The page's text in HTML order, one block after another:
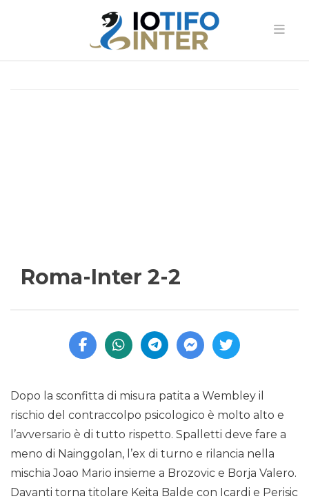
Roma-Inter 2-2
Dopo la sconfitta di misura patita a Wembley il
rischio del contraccolpo psicologico è molto alto e
l’avversario è di tutto rispetto. Spalletti deve fare a
meno di Nainggolan, l’ex di turno e rilancia nella
mischia Joao Mario insieme a Brozovic e Borja Valero.
Davanti torna titolare Keita Balde con Icardi e Perisic